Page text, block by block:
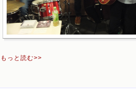
もっと読む>>